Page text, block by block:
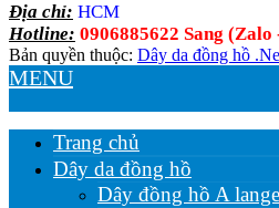
Địa chỉ: HCM
Hotline: 0906885622 Sang
Bản quyền thuộc: Dây da đồng hồ
MENU
Trang chủ
Dây da đồng hồ
Dây đồng hồ A